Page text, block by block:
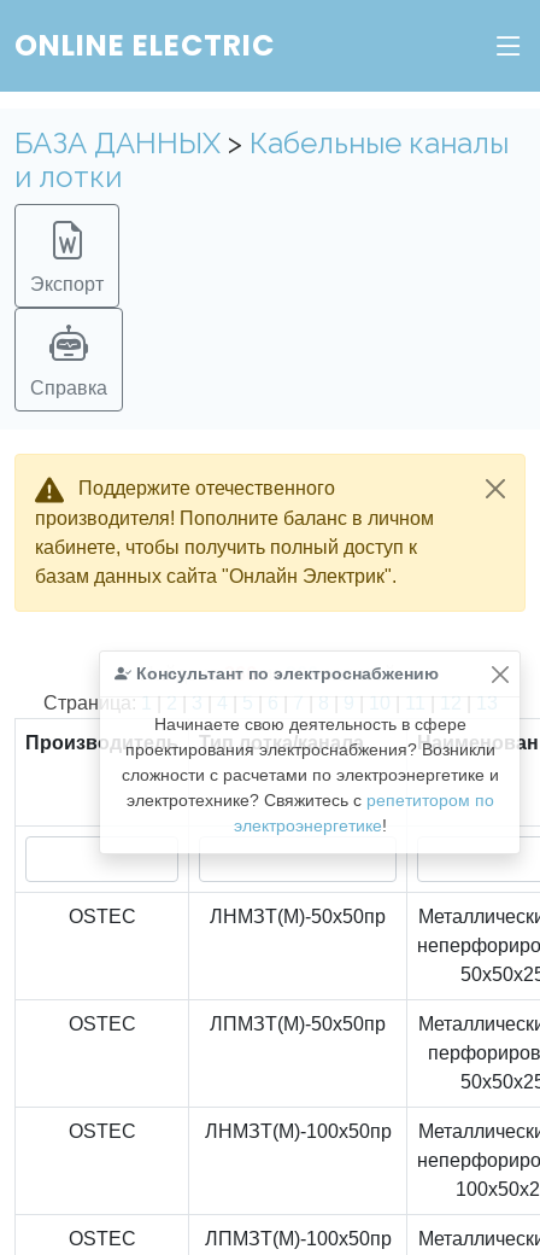
ONLINE ELECTRIC
БАЗА ДАННЫХ > Кабельные каналы
и лотки
Экспорт
Справка
Поддержите отечественного
производителя! Пополните баланс в личном
кабинете, чтобы получить полный доступ к
базам данных сайта "Онлайн Электрик".
Консультант по электроснабжению
Начинаете свою деятельность в сфере
проектирования электроснабжения? Возникли
сложности с расчетами по электроэнергетике и
электротехнике? Свяжитесь с репетитором по
электроэнергетике!
Найдено366из366записей.
Страница: 1 | 2 | 3 | 4 | 5 | 6 | 7 | 8 | 9 | 10 | 11 | 12 | 13
Производитель
Тип лотка/канала
OSTEC ЛНМЗТ(М)-50x50пр
OSTEC ЛПМЗТ(М)-50x50пр
OSTEC ЛНМЗТ(М)-100x50пр
OSTEC ЛПМЗТ(М)-100x50пр